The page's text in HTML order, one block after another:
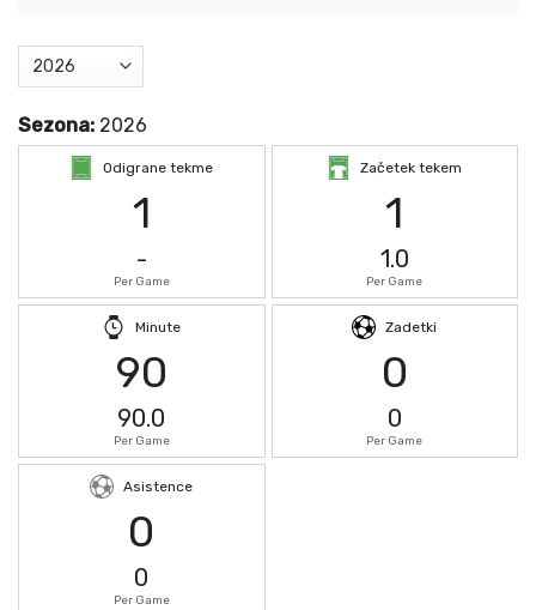
Sezona: 2026
Odigrane tekme
1
-
Per Game
Začetek tekem
1
1.0
Per Game
Minute
90
90.0
Per Game
Zadetki
0
0
Per Game
Asistence
0
0
Per Game